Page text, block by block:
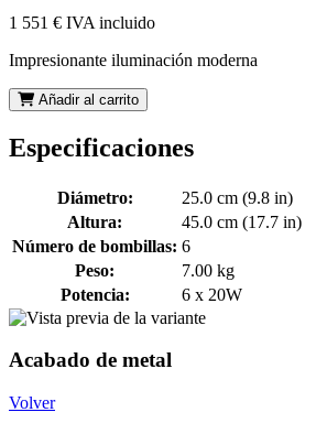
1 551 € IVA incluido
Impresionante iluminación moderna
Añadir al carrito
Especificaciones
Diámetro:
25.0 cm (9.8 in)
Altura:
45.0 cm (17.7 in)
Número de bombillas: 6
Peso:
7.00 kg
Potencia:
6 x 20W
Acabado de metal
Volver